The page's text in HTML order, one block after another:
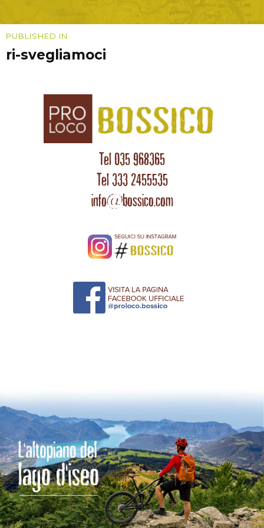
Navigazione
articoli
PUBLISHED IN
ri-svegliamoci
Tel 035 968365
Tel 333 2455535
info@bossico.com